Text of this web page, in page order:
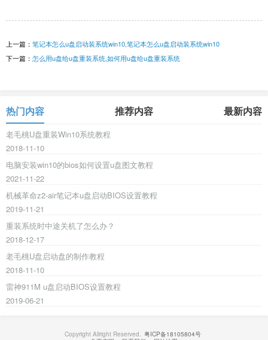
上一篇： 笔记本怎么u盘启动装系统win10,笔记本怎么u盘启动装系统win10
下一篇： 怎么用u盘给u盘重装系统,如何用u盘给u盘重装系统
热门内容 推荐内容 最新内容
老毛桃U盘重装Win10系统教程
2018-11-10
电脑安装win10的bios如何设置u盘图文教程
2021-11-22
机械革命z2-air笔记本u盘启动BIOS设置教程
2019-11-21
重装系统时中途关机了怎么办？
2018-12-17
老毛桃U盘启动盘的制作教程
2018-11-10
雷神911M u盘启动BIOS设置教程
2019-06-21
Copyright Allright Reserved. 粤ICP备18105804号